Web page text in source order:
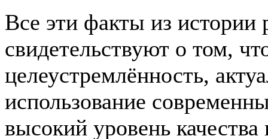
Все эти факты из истории
свидетельствуют о том,
целеустремлённость,
использование
высокий уровень